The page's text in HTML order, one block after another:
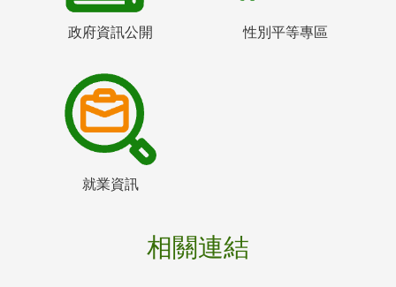
政府資訊公開 性別平等專區
就業資訊
相關連結